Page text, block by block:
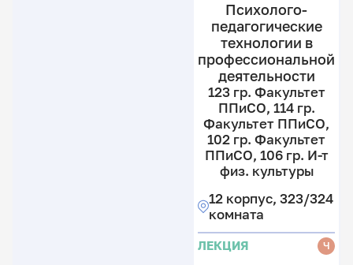
Психолого-
педагогические
технологии в
профессиональной
деятельности
123 гр. Факультет
ППиСО, 114 гр.
Факультет ППиСО,
102 гр. Факультет
ППиСО, 106 гр. И-т
физ. культуры
12 корпус, 323/324
комната
ЛЕКЦИЯ Ч